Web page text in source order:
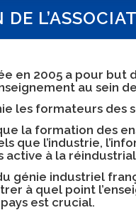
en 2005 a pour but
au sein
les formateurs des
la formation des
que l’industrie,
à la
génie industriel
à quel point
est crucial.